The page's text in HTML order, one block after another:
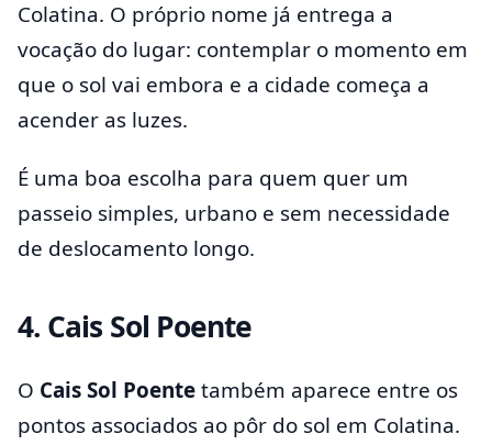
Colatina. O próprio nome já entrega a
vocação do lugar: contemplar o momento em
que o sol vai embora e a cidade começa a
acender as luzes.
É uma boa escolha para quem quer um
passeio simples, urbano e sem necessidade
de deslocamento longo.
4. Cais Sol Poente
O Cais Sol Poentetambém aparece entre os
pontos associados ao pôr do sol em Colatina.